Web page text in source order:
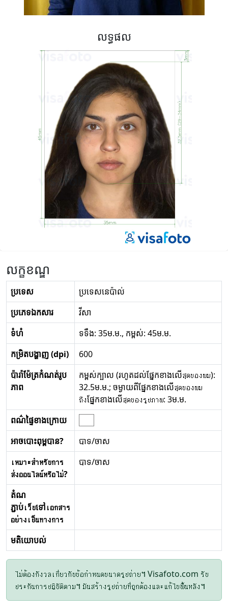
លទ្ធផល
លក្ខខណ្ឌ
ប្រទេស
ប្រទេសនេប៉ាល់
ប្រភេទឯកសារ
វីសា
ទំហំ
ទទឹង: 35ម.ម., កម្ពស់: 45ម.ម.
កម្រិតបង្ហាញ (dpi)
600
ប៉ារ៉ាម៉ែត្រកំណត់រូប
ភាព
កម្ពស់ក្បាល (រហូតដល់ផ្នែកខាងលើสุดของผม):
32.5ម.ម.; ចម្ងាយពីផ្នែកខាងលើสุดของผม
ถึงផ្នែកខាងលើสุดของรูปภาพ: 3ម.ម.
ពណ៌ផ្ទៃខាងក្រោយ
អាចបោះពុម្ពបាន?
បាទ/ចាស
เหมาะสำหรับการ
ส่งออนไลน์หรือไม่?
បាទ/ចាស
តំណ
ភ្ជាប់เว็บទៅเอกสาร
อย่างเป็นทางการ
មតិយោបល់
ไม่ต้องกังวลเกี่ยวกับข้อกำหนดขนาดรูปถ่าย។ Visafoto.com รับ
ประกันการปฏิบัติตาม។ มันสร้างรูปถ่ายที่ถูกต้องและแก้ไขพื้นหลัง។